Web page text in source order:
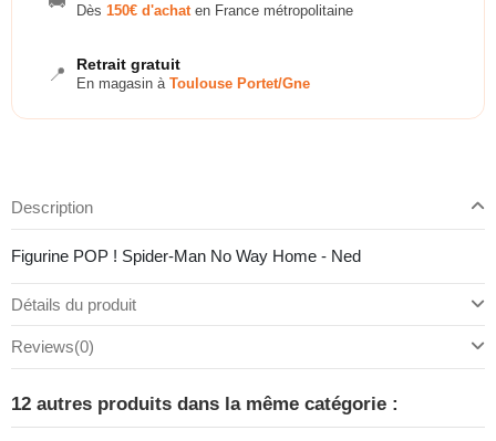
Dès 150€ d'achaten France métropolitaine
📍 Retrait gratuit
En magasin à Toulouse Portet/Gne
Description
Figurine POP ! Spider-Man No Way Home - Ned
Détails du produit
Reviews(0)
12 autres produits dans la même catégorie :